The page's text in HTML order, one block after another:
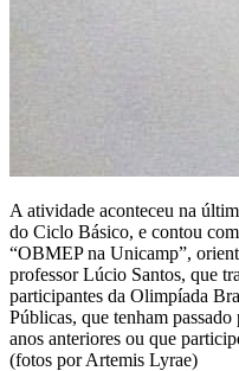
A atividade aconteceu na
do Ciclo Básico, e contou
“OBMEP na Unicamp”,
professor Lúcio Santos, que
participantes da Olimpíada
Públicas, que tenham
anos anteriores ou que
(fotos por Artemis Lyrae)